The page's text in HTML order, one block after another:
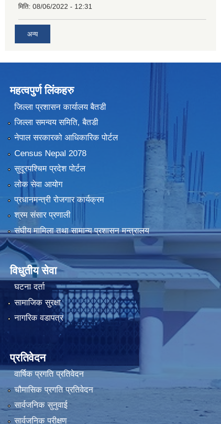
मिति: 08/06/2022 - 12:31
अन्य
महत्वपुर्ण लिंकहरु
जिल्ला प्रशासन कार्यालय बैतडी
जिल्ला समन्वय समिति, बैतडी
नेपाल सरकारको आधिकारिक पोर्टल
Census Nepal 2078
सुदूरपश्चिम प्रदेश पोर्टल
लोक सेवा आयोग
प्रधानमन्त्री रोजगार कार्यक्रम
श्रम संसार प्रणाली
संघीय मामिला तथा सामान्य प्रशासन मन्त्रालय
विधुतीय सेवा
घटना दर्ता
सामाजिक सुरक्षा
नागरिक वडापत्र
प्रतिवेदन
वार्षिक प्रगति प्रतिवेदन
चौमासिक प्रगति प्रतिवेदन
सार्वजनिक सुनुवाई
सार्वजनिक परीक्षण